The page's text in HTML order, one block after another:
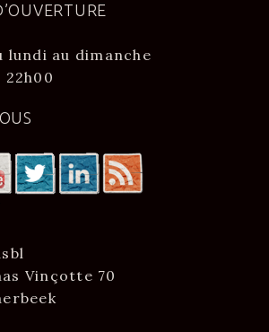
lundi au dimanche
22h00
Vinçotte 70